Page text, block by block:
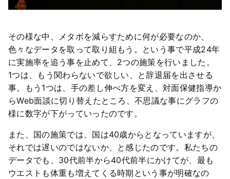
その様な中、メタボを減らすために何が必要なのか、
色々なデータを取って取り組もう。という事で平成24年
に実施率を追う事を止めて、2つの施策を行いました。
1つは、もう関わらないで欲しい、と辞退届を出させる
事。もう1つは、手の差し伸べ方を変え、対面保健指導か
らWeb面談に切り替えたところ、不思議な事にグラフの
様に数字が下がっていったのです。
また、国の施策では、国は40歳からとなっていますが、
それでは遅いのではないか、と感じたのです。私たちの
データでも、30代前半から40代前半にかけてが、最も
ウエストも体重も増えてくる時期という事が明確なの